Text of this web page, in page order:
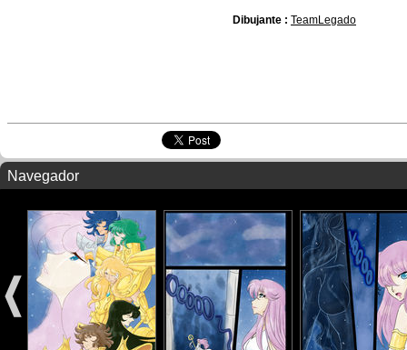
Dibujante : TeamLegado
Navegador